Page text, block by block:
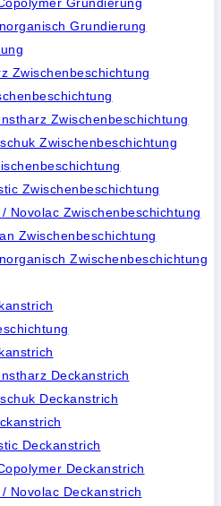
Grundierung
Zwischenbeschichtung
Zwischenbeschichtung
Zwischenbeschichtung
Zwischenbeschichtung
Novolac Zwischenbeschichtung
Zwischenbeschichtung
Zwischenbeschichtung
Deckanstrich
Deckanstrich
Deckanstrich
Deckanstrich
Novolac Deckanstrich